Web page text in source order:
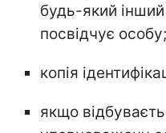
будь-який
посвідчує особу;
копія
якщо